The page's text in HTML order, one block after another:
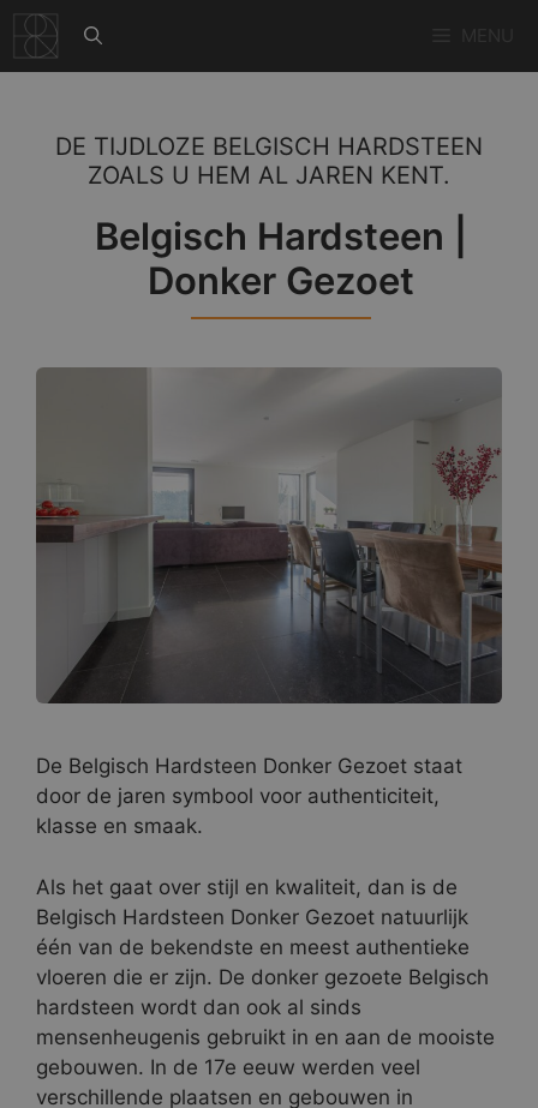
naar
de
DE TIJDLOZE BELGISCH HARDSTEEN
ZOALS U HEM AL JAREN KENT.
Belgisch Hardsteen |
Donker Gezoet
De Belgisch Hardsteen Donker Gezoet staat
door de jaren symbool voor authenticiteit,
klasse en smaak.
Als het gaat over stijl en kwaliteit, dan is de
Belgisch Hardsteen Donker Gezoet natuurlijk
één van de bekendste en meest authentieke
vloeren die er zijn. De donker gezoete Belgisch
hardsteen wordt dan ook al sinds
mensenheugenis gebruikt in en aan de mooiste
gebouwen. In de 17e eeuw werden veel
verschillende plaatsen en gebouwen in